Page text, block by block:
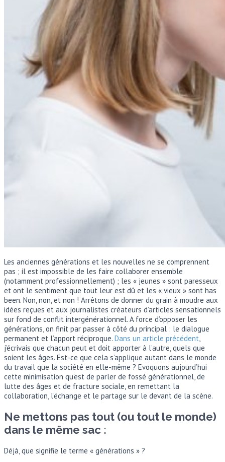
Les anciennes générations et les nouvelles ne se comprennent
pas ; il est impossible de les faire collaborer ensemble
(notamment professionnellement) ; les « jeunes » sont paresseux
et ont le sentiment que tout leur est dû et les « vieux » sont has
been. Non, non, et non ! Arrêtons de donner du grain à moudre aux
idées reçues et aux journalistes créateurs d’articles sensationnels
sur fond de conflit intergénérationnel. A force d’opposer les
générations, on finit par passer à côté du principal : le dialogue
permanent et l’apport réciproque. Dans un article précédent,
j’écrivais que chacun peut et doit apporter à l’autre, quels que
soient les âges. Est-ce que cela s’applique autant dans le monde
du travail que la société en elle-même ? Evoquons aujourd’hui
cette minimisation qu’est de parler de fossé générationnel, de
lutte des âges et de fracture sociale, en remettant la
collaboration, l’échange et le partage sur le devant de la scène.
Ne mettons pas tout (ou tout le monde)
dans le même sac :
Déjà, que signifie le terme « générations » ?